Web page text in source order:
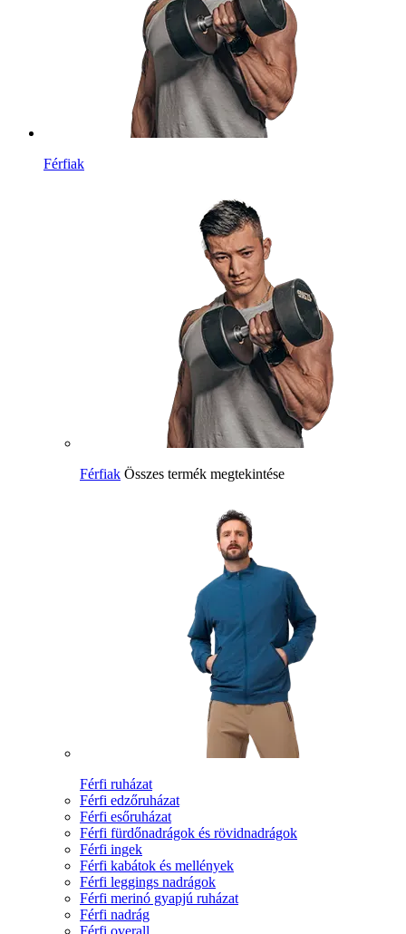
Férfiak
Férfiak Összes termék megtekintése
Férfi ruházat
Férfi edzőruházat
Férfi esőruházat
Férfi fürdőnadrágok és rövidnadrágok
Férfi ingek
Férfi kabátok és mellények
Férfi leggings nadrágok
Férfi merinó gyapjú ruházat
Férfi nadrág
Férfi overall